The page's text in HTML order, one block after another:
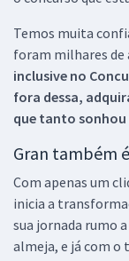
Temos muita
foram milhares de
inclusive no
fora dessa,
que tanto
Gran também
Com apenas um
inicia a
sua jornada rumo
almeja, e já com o